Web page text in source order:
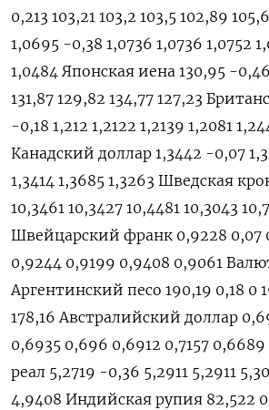
0,213 103,21 103,2 103,5 102,89
1,0695 -0,38 1,0736 1,0736 1,0752
1,0484 Японская иена 130,95 -0,46
131,87 129,82 134,77 127,23
-0,18 1,212 1,2122 1,2139 1,2081
Канадский доллар 1,3442 -0,07
1,3414 1,3685 1,3263 Шведская
10,3461 10,3427 10,4481 10,3043
Швейцарский франк 0,9228 0,07
0,9244 0,9199 0,9408 0,9061
Аргентинский песо 190,19 0,18 0
178,16 Австралийский доллар
0,6935 0,696 0,6912 0,7157
реал 5,2719 -0,36 5,2911 5,2911
4,9408 Индийская рупия 82,522